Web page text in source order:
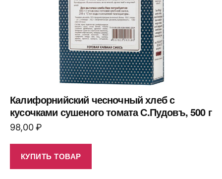
Калифорнийский чесночный хлеб с
кусочками сушеного томата С.Пудовъ, 500 г
98,00₽
КУПИТЬ ТОВАР